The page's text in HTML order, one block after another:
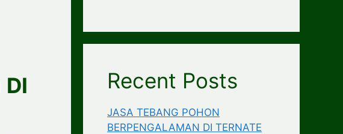
DI
Recent Posts
JASA TEBANG POHON
BERPENGALAMAN DI TERNATE